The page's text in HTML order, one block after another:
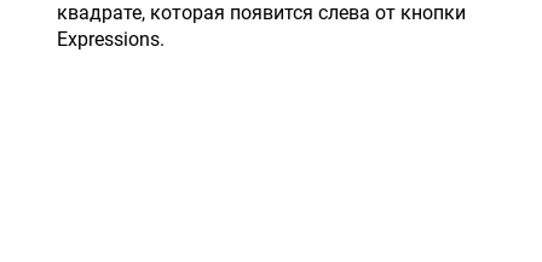
квадрате, которая появится слева от кнопки
Expressions.